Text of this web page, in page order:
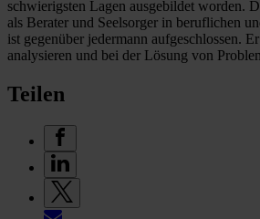
schwierigsten Lagen ausgebildet worden.
als Berater und Seelsorger in beruflichen
ist gegenüber jedermann aufgeschlossen.
analysieren und bei der Lösung von
Teilen